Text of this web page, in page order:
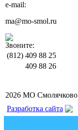
e-mail:
ma@mo-smol.ru
Звоните:
(812) 409 88 25
409 88 26
2026 МО Смолячково
Разработка сайта